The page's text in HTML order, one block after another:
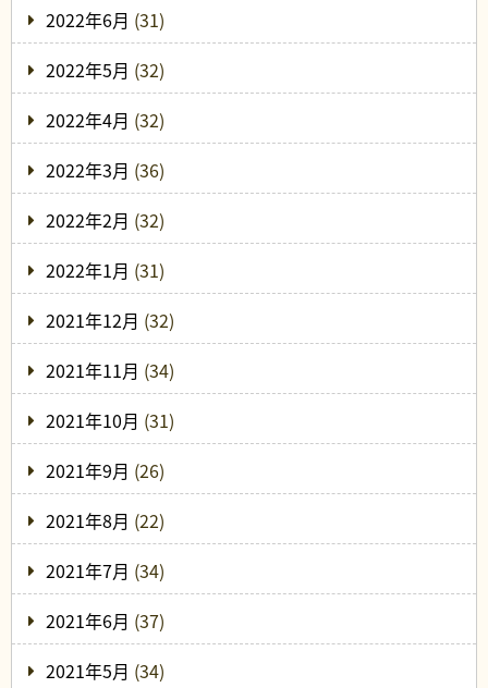
2022年6月 (31)
2022年5月 (32)
2022年4月 (32)
2022年3月 (36)
2022年2月 (32)
2022年1月 (31)
2021年12月 (32)
2021年11月 (34)
2021年10月 (31)
2021年9月 (26)
2021年8月 (22)
2021年7月 (34)
2021年6月 (37)
2021年5月 (34)